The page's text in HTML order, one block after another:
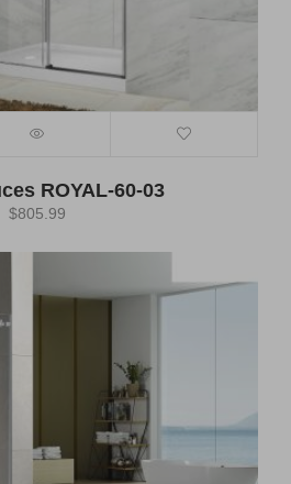
ROYAL-60-03
$805.99